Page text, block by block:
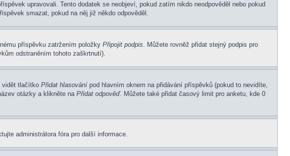
upravovali. Tento dodatek se neobjeví, pokud zatím nikdo neodpověděl nebo pokud
smazat, pokud na něj již někdo odpověděl.
příspěvku zatržením položky Připojit podpis. Můžete rovněž přidat stejný podpis pro
odstraněním tohoto zaškrtnutí).
vidět tlačítko Přidat hlasovánípod hlavním oknem na přidávání příspěvků (pokud to nevidíte,
otázky a klikněte na Přidat odpověď. Můžete také přidat časový limit pro anketu, kde 0
administrátora fóra pro další informace.